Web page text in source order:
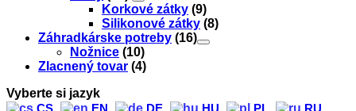
Korkové zátky (9)
Silikonové zátky (8)
Záhradkárske potreby (16)
Nožnice (10)
Zlacnený tovar (4)
Vyberte si jazyk